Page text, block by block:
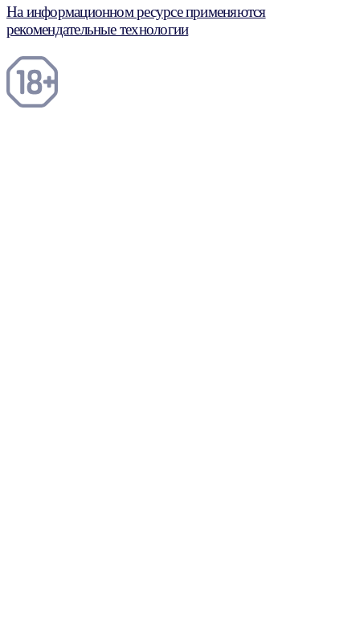
На информационном ресурсе применяются
рекомендательные технологии